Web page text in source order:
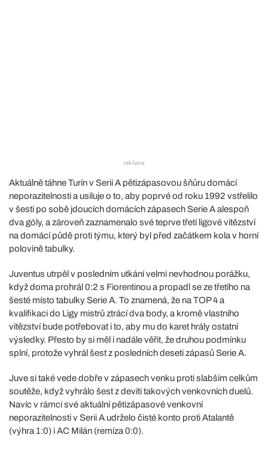
Aktuálně táhne Turín v Serii A pětizápasovou šňůru domácí
neporazitelnosti a usiluje o to, aby poprvé od roku 1992 vstřelilo
v šesti po sobě jdoucích domácích zápasech Serie A alespoň
dva góly, a zároveň zaznamenalo své teprve třetí ligové vítězství
na domácí půdě proti týmu, který byl před začátkem kola v horní
polovině tabulky.
Juventus utrpěl v posledním utkání velmi nevhodnou porážku,
když doma prohrál 0:2 s Fiorentinou a propadl se ze třetího na
šesté místo tabulky Serie A. To znamená, že na TOP 4 a
kvalifikaci do Ligy mistrů ztrácí dva body, a kromě vlastního
vítězství bude potřebovat i to, aby mu do karet hrály ostatní
výsledky. Přesto by si měl i nadále věřit, že druhou podmínku
splní, protože vyhrál šest z posledních deseti zápasů Serie A.
Juve si také vede dobře v zápasech venku proti slabším celkům
soutěže, když vyhrálo šest z devíti takových venkovních duelů.
Navíc v rámci své aktuální pětizápasové venkovní
neporazitelnosti v Serii A udrželo čisté konto proti Atalantě
(výhra 1:0) i AC Milán (remíza 0:0).